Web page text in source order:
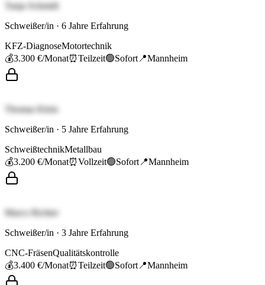
Tanja Schmidt
Schweißer/in · 6 Jahre Erfahrung
KFZ-DiagnoseMotortechnik
💰3.300 €/Monat⏰Teilzeit🟢Sofort 📍Mannheim
Thomas Klein
Schweißer/in · 5 Jahre Erfahrung
SchweißtechnikMetallbau
💰3.200 €/Monat⏰Vollzeit🟢Sofort 📍Mannheim
Marco Richter
Schweißer/in · 3 Jahre Erfahrung
CNC-FräsenQualitätskontrolle
💰3.400 €/Monat⏰Teilzeit🟢Sofort 📍Mannheim